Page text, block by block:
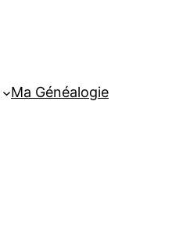
Ma Généalogie